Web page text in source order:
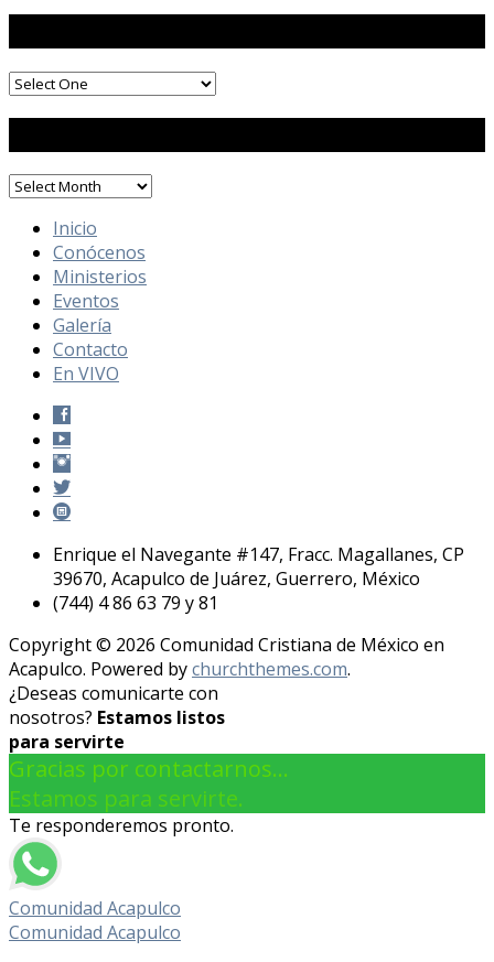
Inicio
Conócenos
Ministerios
Eventos
Galería
Contacto
En VIVO
Enrique el Navegante #147, Fracc. Magallanes, CP
39670, Acapulco de Juárez, Guerrero, México
(744) 4 86 63 79 y 81
Copyright © 2026 Comunidad Cristiana de México en
Acapulco. Powered bychurchthemes.com.
¿Deseas comunicarte con
nosotros? Estamos listos
para servirte
Gracias por contactarnos...
Estamos para servirte.
Te responderemos pronto.
Comunidad Acapulco
Comunidad Acapulco